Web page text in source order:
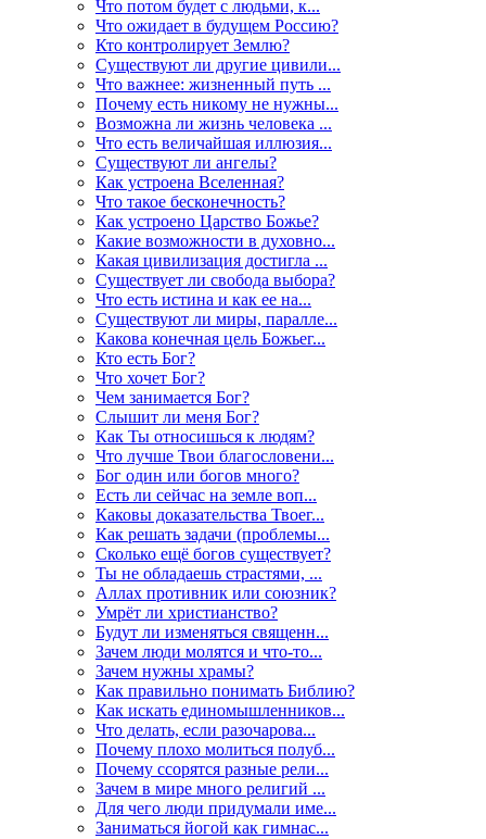
Что потом будет с людьми, к...
Что ожидает в будущем Россию?
Кто контролирует Землю?
Существуют ли другие цивили...
Что важнее: жизненный путь ...
Почему есть никому не нужны...
Возможна ли жизнь человека ...
Что есть величайшая иллюзия...
Существуют ли ангелы?
Как устроена Вселенная?
Что такое бесконечность?
Как устроено Царство Божье?
Какие возможности в духовно...
Какая цивилизация достигла ...
Существует ли свобода выбора?
Что есть истина и как ее на...
Существуют ли миры, паралле...
Какова конечная цель Божьег...
Кто есть Бог?
Что хочет Бог?
Чем занимается Бог?
Слышит ли меня Бог?
Как Ты относишься к людям?
Что лучше Твои благословени...
Бог один или богов много?
Есть ли сейчас на земле воп...
Каковы доказательства Твоег...
Как решать задачи (проблемы...
Сколько ещё богов существует?
Ты не обладаешь страстями, ...
Аллах противник или союзник?
Умрёт ли христианство?
Будут ли изменяться священн...
Зачем люди молятся и что-то...
Зачем нужны храмы?
Как правильно понимать Библию?
Как искать единомышленников...
Что делать, если разочарова...
Почему плохо молиться полуб...
Почему ссорятся разные рели...
Зачем в мире много религий ...
Для чего люди придумали име...
Заниматься йогой как гимнас...